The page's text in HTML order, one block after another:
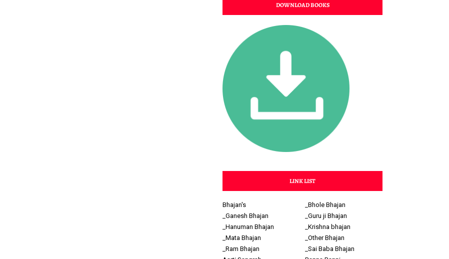
DOWNLOAD BOOKS
LINK LIST
Bhajan's
_Bhole Bhajan
_Ganesh Bhajan
_Guru ji Bhajan
_Hanuman Bhajan
_Krishna bhajan
_Mata Bhajan
_Other Bhajan
_Ram Bhajan
_Sai Baba Bhajan